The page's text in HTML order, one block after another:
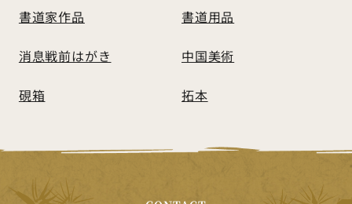
書道家作品 書道用品
消息戦前はがき 中国美術
硯箱 拓本